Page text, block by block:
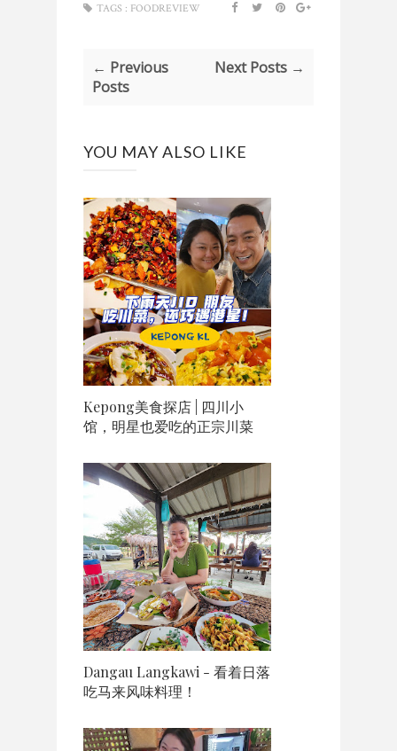
TAGS : FOODREVIEW
← Previous
Posts
Next Posts →
YOU MAY ALSO LIKE
Kepong美食探店 | 四川小
馆，明星也爱吃的正宗川菜
Dangau Langkawi - 看着日落
吃马来风味料理！